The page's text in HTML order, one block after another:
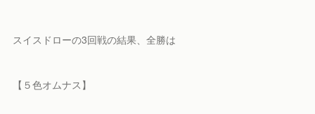
スイスドローの3回戦の結果、全勝は
【５色オムナス】